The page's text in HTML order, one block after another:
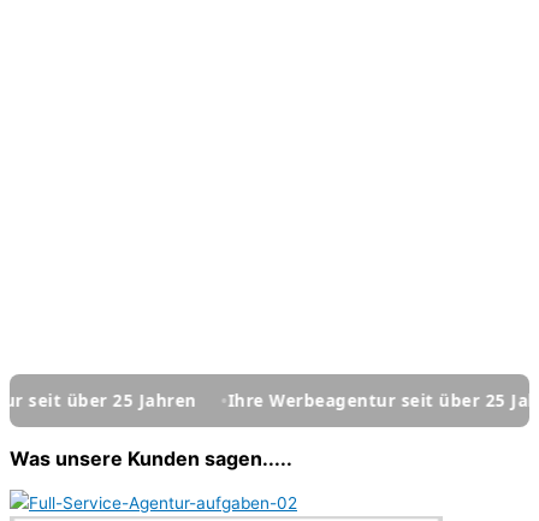
über 25 Jahren Ihre Werbeagentur seit über 25 Jahren
Was unsere Kunden sagen.....